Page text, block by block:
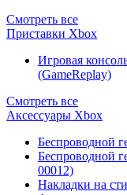
Смотреть все
Приставки Xbox
Игровая
(GameReplay)
Смотреть все
Аксессуары Xbox
Беспроводной
Беспроводной
00012)
Накладки на